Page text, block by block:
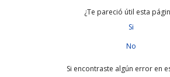
¿Te pareció útil esta
Si
No
Si encontraste algún error en